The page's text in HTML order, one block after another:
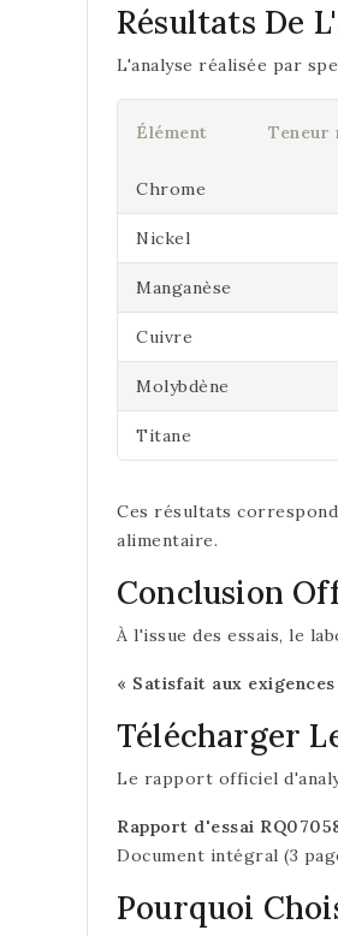
Résultats De
L'analyse réalisée par
Élément Teneur
Chrome
Nickel
Manganèse
Cuivre
Molybdène
Titane
Ces résultats
alimentaire.
Conclusion
À l'issue des essais, le
« Satisfait aux
Télécharger
Le rapport officiel
Rapport d'essai
Document intégral (3
Pourquoi